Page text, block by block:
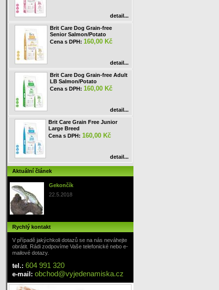
detail...
Brit Care Dog Grain-free
Senior Salmon/Potato
Cena s DPH: 160,00 Kč
detail...
Brit Care Dog Grain-free Adult
LB Salmon/Potato
Cena s DPH: 160,00 Kč
detail...
Brit Care Grain Free Junior
Large Breed
Cena s DPH: 160,00 Kč
detail...
Aktuální článek
Gekončík
22.5.2018
Rychlý kontakt
V případě jakýchkoli dotazů se na nás neváhejte
obrátit. Rádi zodpovíme Vaše telefonické nebo e-
mailové dotazy.
tel.: 604 991 320
e-mail: obchod@vyjedenamiska.cz